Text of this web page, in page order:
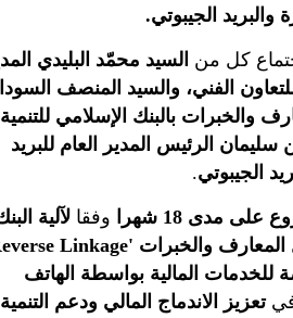
الجيبوتي.
كل منالسيد محمّد البليدي المدير
الفني، والسيد المنصف السوداني
بالبنك الإسلامي للتنمية
الرئيس المدير العام للبريد
.
على مدى 18 شهرا وفقالآلية البنك
والخبرات 'Reverse Linkage
'
المالية بواسطة الهاتف
تعزيز الاندماج المالي ودعم التنمية